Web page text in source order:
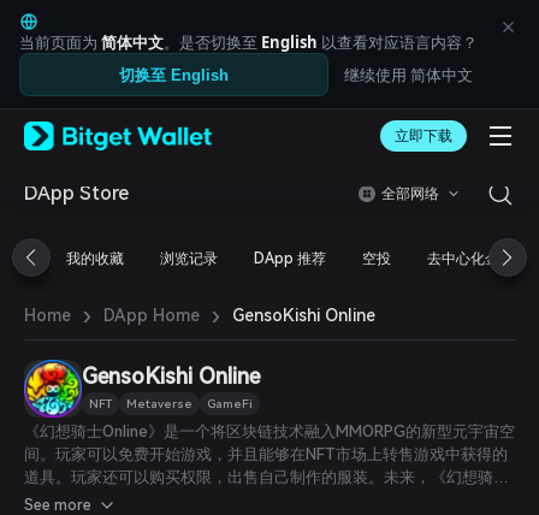
English
日本語
Tiếng Việt
Русский
Español (Latinoamérica)
Türkçe
Français
简体中文
繁體中文
Bahasa Indonesia
ภาษาไทย
العربية
हिन्दी
Español
Português (Brasil)
Español (Argentina)
当前页面为 简体中文。是否切换至 English 以查看对应语言内容？
切换至 English 继续使用 简体中文
立即下载
DApp Store 全部网络
我的收藏 浏览记录 DApp 推荐 空投 去中心化金融
Home › DApp Home › GensoKishi Online
GensoKishi Online
NFT Metaverse GameFi
《幻想骑士Online》是一个将区块链技术融入MMORPG的新型元宇宙空
间。玩家可以免费开始游戏，并且能够在NFT市场上转售游戏中获得的
道具。玩家还可以购买权限，出售自己制作的服装。未来，《幻想骑士
Online》将实现一套机制，允许个人和企业在元宇宙空间内购买土地，
See more